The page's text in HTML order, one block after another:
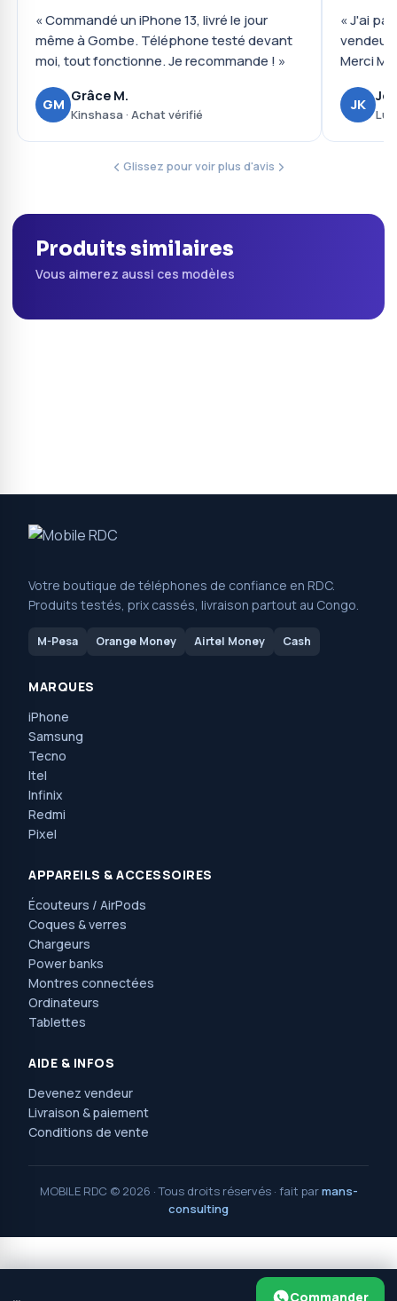
« Commandé un iPhone 13, livré le jour
même à Gombe. Téléphone testé devant
moi, tout fonctionne. Je recommande ! »
GM Grâce M.
Kinshasa · Achat vérifié
« J'ai
vendeur
Merci
JK
Glissez pour voir plus d'avis
Produits similaires
Vous aimerez aussi ces modèles
… Commander
Votre boutique de téléphones de confiance en RDC.
Produits testés, prix cassés, livraison partout au Congo.
M-Pesa Orange Money Airtel Money Cash
MARQUES
iPhone
Samsung
Tecno
Itel
Infinix
Redmi
Pixel
APPAREILS & ACCESSOIRES
Écouteurs / AirPods
Coques & verres
Chargeurs
Power banks
Montres connectées
Ordinateurs
Tablettes
AIDE & INFOS
Devenez vendeur
Livraison & paiement
Conditions de vente
MOBILE RDC © 2026 · Tous droits réservés · fait parmans-
consulting
MOBILE RDC 2025 PARMANS CONSULTING.
Avenue Nguma, 77, ma campagne, jolie parc,